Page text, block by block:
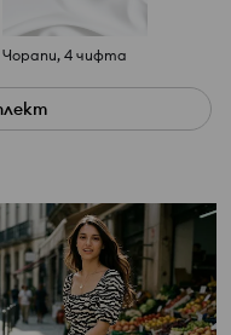
Чорапи, 4 чифта